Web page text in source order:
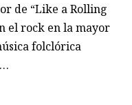
de “Like a Rolling
el rock en la mayor
folclórica